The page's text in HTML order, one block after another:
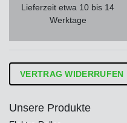
Lieferzeit etwa 10 bis 14
Werktage
VERTRAG WIDERRUFEN
Unsere Produkte